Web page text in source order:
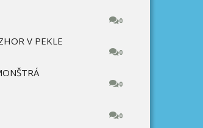
0
V PEKLE
0
0
0